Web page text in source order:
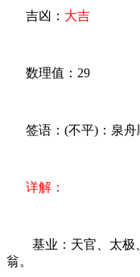
吉凶： 大吉
数理值：29
签语：(不平)：泉舟
详解：
基业：天官、太极
翁。